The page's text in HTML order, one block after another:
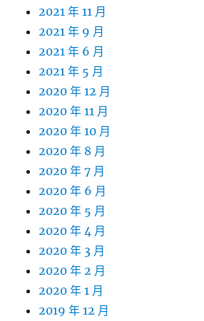
2021 年 11 月
2021 年 9 月
2021 年 6 月
2021 年 5 月
2020 年 12 月
2020 年 11 月
2020 年 10 月
2020 年 8 月
2020 年 7 月
2020 年 6 月
2020 年 5 月
2020 年 4 月
2020 年 3 月
2020 年 2 月
2020 年 1 月
2019 年 12 月